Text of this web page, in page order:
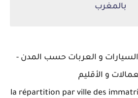
بالمغرب
السيارات و العربات حسب المدن -
و الأقليم
la répartition par ville des